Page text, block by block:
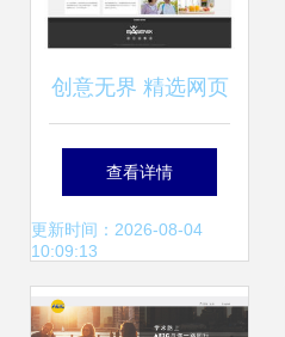
创意无界 精选网页
设计项目合集
查看详情
更新时间：2026-08-04
10:09:13